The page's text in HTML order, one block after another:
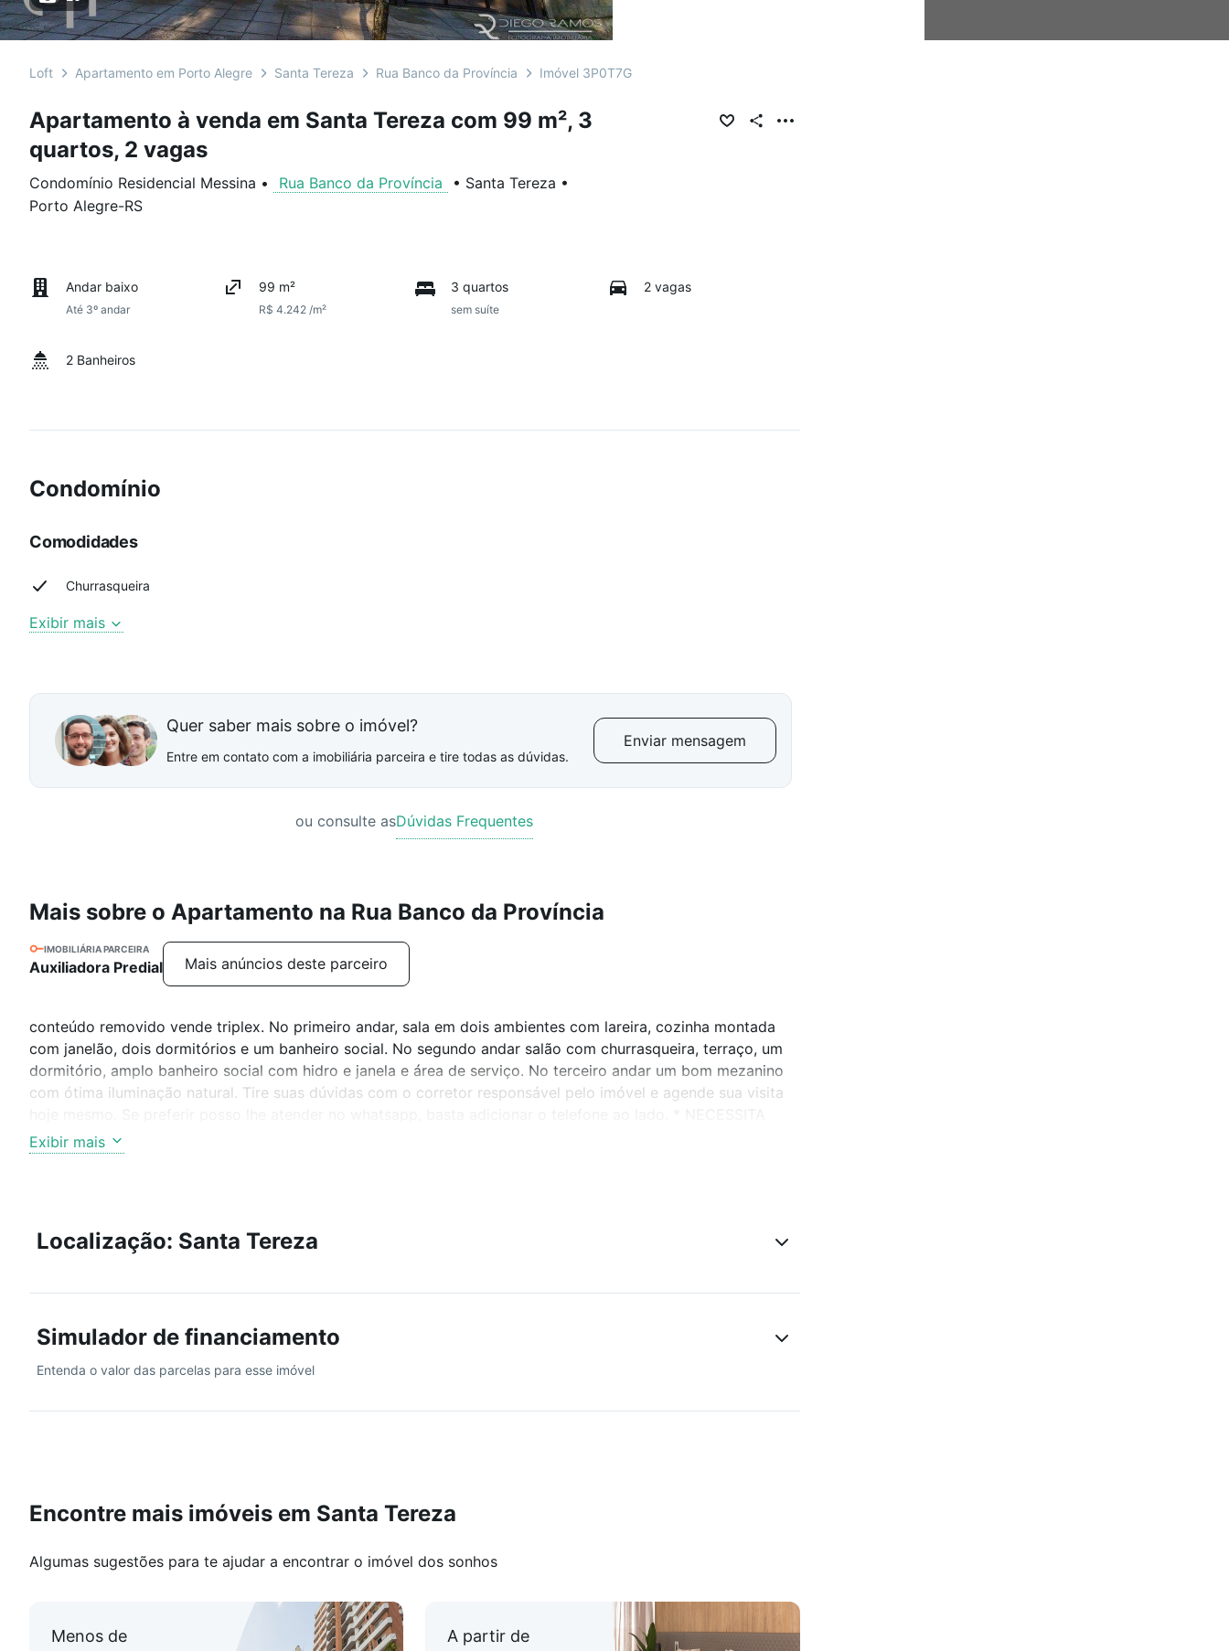
Loft Apartamento em Porto Alegre Santa Tereza Rua Banco da Província Imóvel 3P0T7G
Apartamento à venda em Santa Tereza com 99 m², 3
quartos, 2 vagas
Condomínio Residencial Messina • Rua Banco da Província • Santa Tereza •
Porto Alegre-RS
Andar baixo
Até 3º andar
99 m²
R$ 4.242 /m²
3 quartos
sem suíte
2 vagas
2 Banheiros
Condomínio
Comodidades
Churrasqueira
Exibir mais
Quer saber mais sobre o imóvel?
Entre em contato com a imobiliária parceira e tire todas as dúvidas.
Enviar mensagem
ou consulte asDúvidas Frequentes
Mais sobre o Apartamento na Rua Banco da Província
IMOBILIÁRIA PARCEIRA
Auxiliadora Predial Mais anúncios deste parceiro
conteúdo removido vende triplex. No primeiro andar, sala em dois ambientes com lareira, cozinha montada
com janelão, dois dormitórios e um banheiro social. No segundo andar salão com churrasqueira, terraço, um
dormitório, amplo banheiro social com hidro e janela e área de serviço. No terceiro andar um bom mezanino
com ótima iluminação natural. Tire suas dúvidas com o corretor responsável pelo imóvel e agende sua visita
REFORMAS MAS COM OTIMO POTENCIAL
Exibir mais
Localização: Santa Tereza
Simulador de financiamento
Entenda o valor das parcelas para esse imóvel
Encontre mais imóveis em Santa Tereza
Algumas sugestões para te ajudar a encontrar o imóvel dos sonhos
Menos de
A partir de